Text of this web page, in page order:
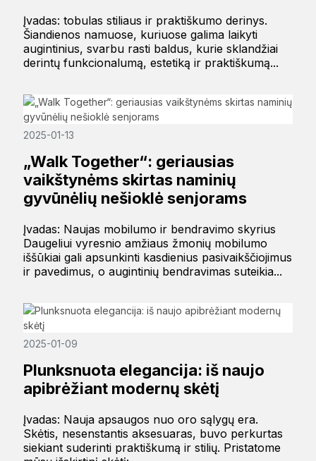
Įvadas: tobulas stiliaus ir praktiškumo derinys.
Šiandienos namuose, kuriuose galima laikyti
augintinius, svarbu rasti baldus, kurie sklandžiai
derintų funkcionalumą, estetiką ir praktiškumą...
2025-01-13
„Walk Together“: geriausias
vaikštynėms skirtas naminių
gyvūnėlių nešioklė senjorams
Įvadas: Naujas mobilumo ir bendravimo skyrius
Daugeliui vyresnio amžiaus žmonių mobilumo
iššūkiai gali apsunkinti kasdienius pasivaikščiojimus
ir pavedimus, o augintinių bendravimas suteikia...
2025-01-09
Plunksnuota elegancija: iš naujo
apibrėžiant modernų skėtį
Įvadas: Nauja apsaugos nuo oro sąlygų era.
Skėtis, nesenstantis aksesuaras, buvo perkurtas
siekiant suderinti praktiškumą ir stilių. Pristatome